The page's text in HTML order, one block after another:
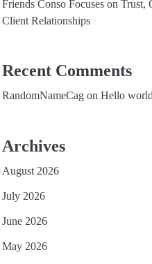
Friends Conso Focuses on
Client Relationships
Recent Comments
RandomNameCagon Hello
Archives
August 2026
July 2026
June 2026
May 2026